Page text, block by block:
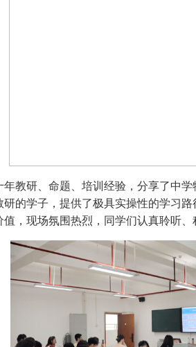
年教研、命题、培训经验，分享了中
的学子，提供了极具实操性的学习
，现场氛围热烈，同学们认真聆听、